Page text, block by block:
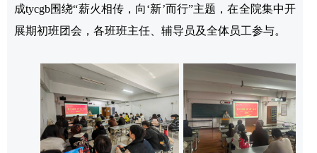
成tycgb围绕“薪火相传，向‘新’而行”主题，在全院集中开
展期初班团会，各班班主任、辅导员及全体员工参与。